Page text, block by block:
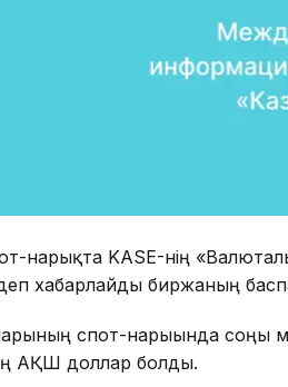
нарықта KASE-нің
хабарлайды биржаның
спот-нарығында соңғы
АҚШ доллар болды.